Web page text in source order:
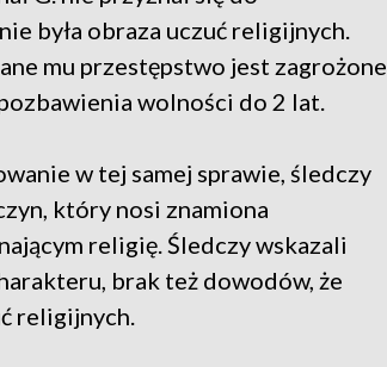
była obraza uczuć religijnych.
mu przestępstwo jest zagrożone
wolności do 2 lat.
w tej samej sprawie, śledczy
który nosi znamiona
religię. Śledczy wskazali
brak też dowodów, że
religijnych.